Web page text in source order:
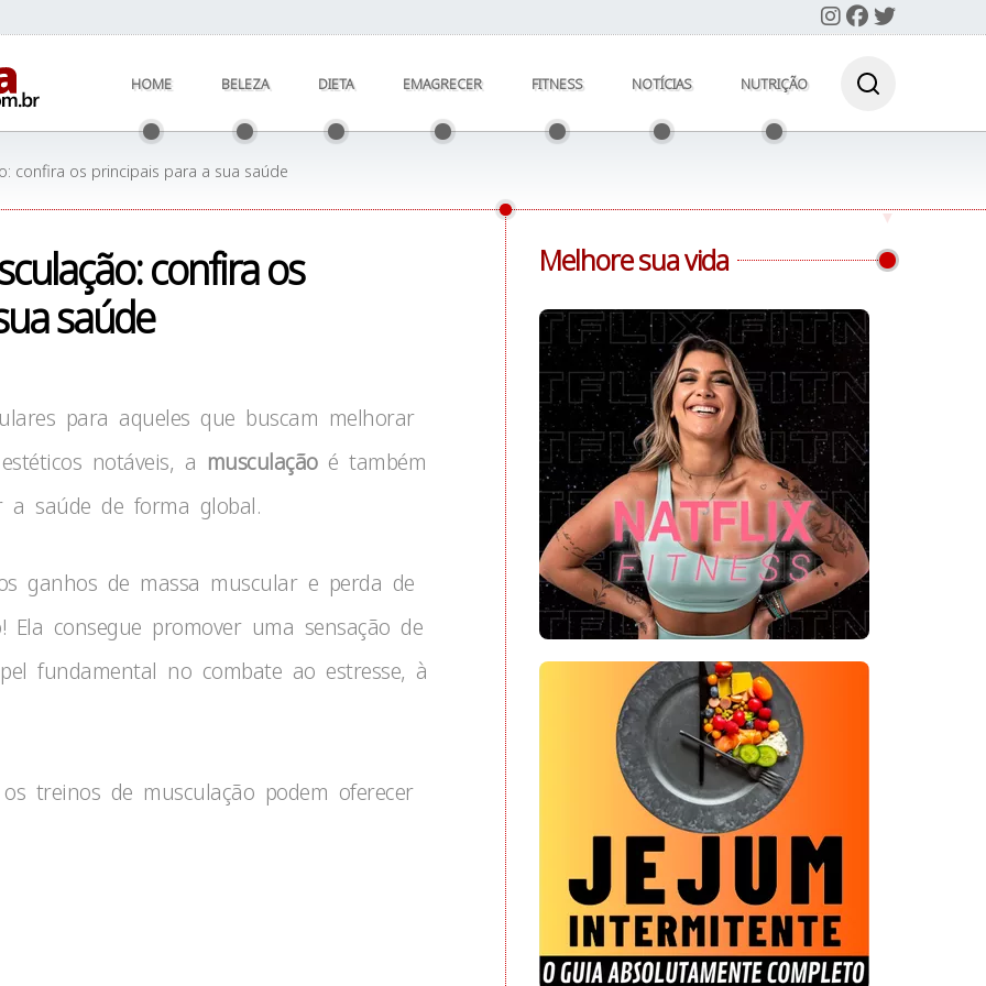
HOME BELEZA DIETA EMAGRECER FITNESS NOTÍCIAS NUTRIÇÃO
confira os principais para a sua saúde
confira os
saúde
para aqueles que buscam melhorar
notáveis, a musculação é também
a saúde de forma global.
ganhos de massa muscular e perda de
consegue promover uma sensação de
fundamental no combate ao estresse, à
treinos de musculação podem oferecer
Melhore sua vida